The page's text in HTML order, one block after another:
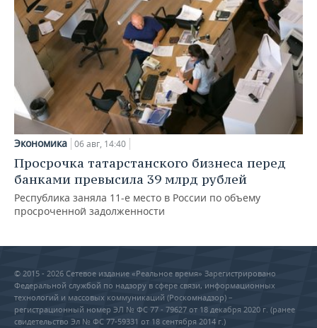
Экономика 06 авг, 14:40
Просрочка татарстанского бизнеса перед
банками превысила 39 млрд рублей
Республика заняла 11-е место в России по объему
просроченной задолженности
© 2015 - 2026 Сетевое издание «Реальное время» Зарегистрировано
Федеральной службой по надзору в сфере связи, информационных
технологий и массовых коммуникаций (Роскомнадзор) –
регистрационный номер ЭЛ № ФС 77 - 79627 от 18 декабря 2020 г. (ранее
свидетельство Эл № ФС 77-59331 от 18 сентября 2014 г.)